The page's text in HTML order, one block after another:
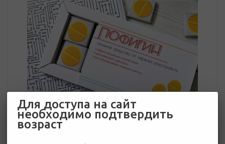
Для доступа на сайт
необходимо подтвердить
возраст